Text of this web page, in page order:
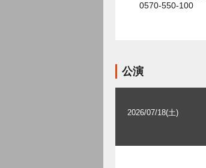
0570-550-100
公演
2026/07/18(土)